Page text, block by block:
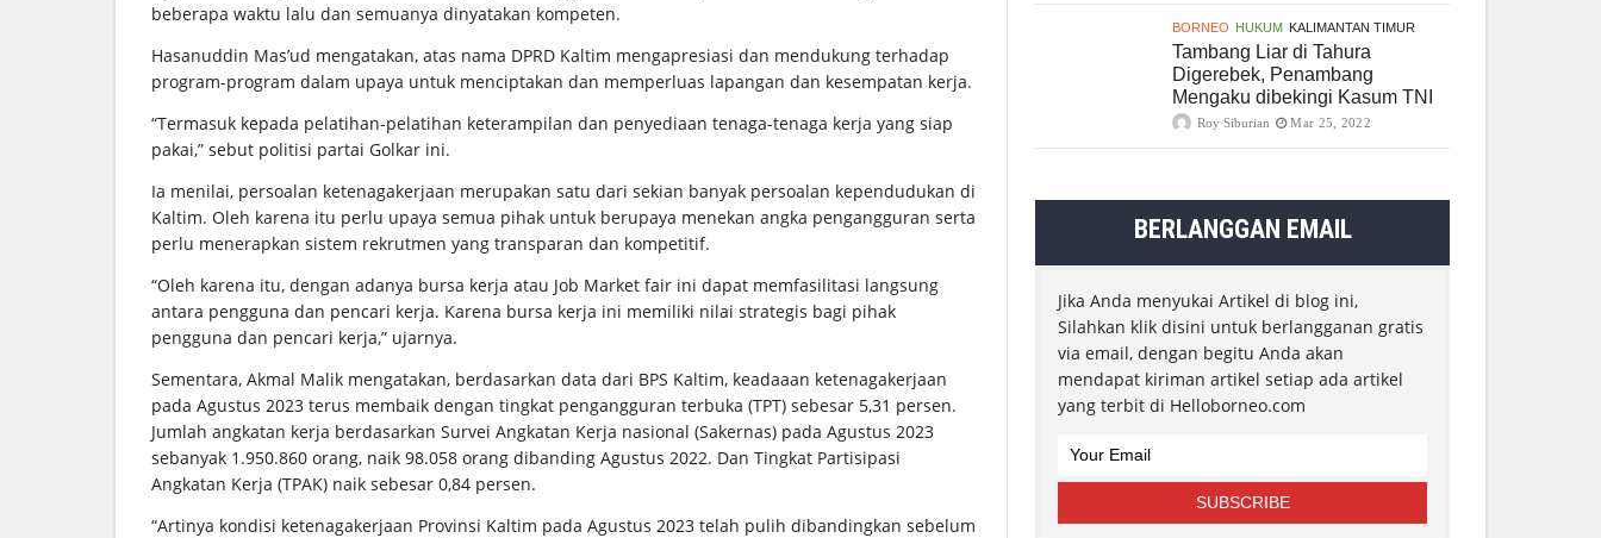
beberapa waktu lalu dan semuanya dinyatakan kompeten.
Hasanuddin Mas’ud mengatakan, atas nama DPRD Kaltim mengapresiasi dan mendukung terhadap
program-program dalam upaya untuk menciptakan dan memperluas lapangan dan kesempatan kerja.
“Termasuk kepada pelatihan-pelatihan keterampilan dan penyediaan tenaga-tenaga kerja yang siap
pakai,” sebut politisi partai Golkar ini.
Ia menilai, persoalan ketenagakerjaan merupakan satu dari sekian banyak persoalan kependudukan di
Kaltim. Oleh karena itu perlu upaya semua pihak untuk berupaya menekan angka pengangguran serta
perlu menerapkan sistem rekrutmen yang transparan dan kompetitif.
“Oleh karena itu, dengan adanya bursa kerja atau Job Market fair ini dapat memfasilitasi langsung
antara pengguna dan pencari kerja. Karena bursa kerja ini memiliki nilai strategis bagi pihak
pengguna dan pencari kerja,” ujarnya.
Sementara, Akmal Malik mengatakan, berdasarkan data dari BPS Kaltim, keadaaan ketenagakerjaan
pada Agustus 2023 terus membaik dengan tingkat pengangguran terbuka (TPT) sebesar 5,31 persen.
Jumlah angkatan kerja berdasarkan Survei Angkatan Kerja nasional (Sakernas) pada Agustus 2023
sebanyak 1.950.860 orang, naik 98.058 orang dibanding Agustus 2022. Dan Tingkat Partisipasi
Angkatan Kerja (TPAK) naik sebesar 0,84 persen.
“Artinya kondisi ketenagakerjaan Provinsi Kaltim pada Agustus 2023 telah pulih dibandingkan sebelum
BORNEO HUKUM KALIMANTAN TIMUR
Tambang Liar di Tahura
Digerebek, Penambang
Mengaku dibekingi Kasum TNI
Roy Siburian Mar 25, 2022
BERLANGGAN EMAIL
Jika Anda menyukai Artikel di blog ini,
Silahkan klik disini untuk berlangganan gratis
via email, dengan begitu Anda akan
mendapat kiriman artikel setiap ada artikel
yang terbit di Helloborneo.com